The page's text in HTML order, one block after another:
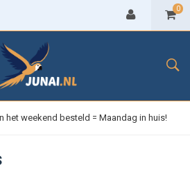
0
het weekend besteld = Maandag in huis!